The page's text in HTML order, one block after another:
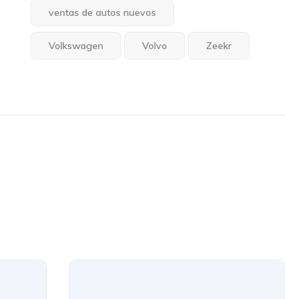
ventas de autos nuevos
Volkswagen Volvo Zeekr